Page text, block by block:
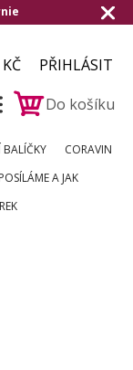
KČ
PŘIHLÁSIT
Do košíku
BALÍČKY
CORAVIN
A JAK